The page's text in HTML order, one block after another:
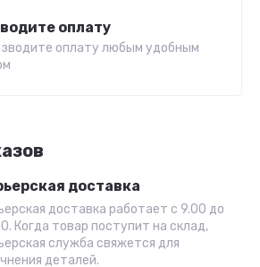
оплату
оплату любым удобным
доставка
доставка работает с 9.00 до
Когда товар поступит на склад,
служба свяжется для
деталей.